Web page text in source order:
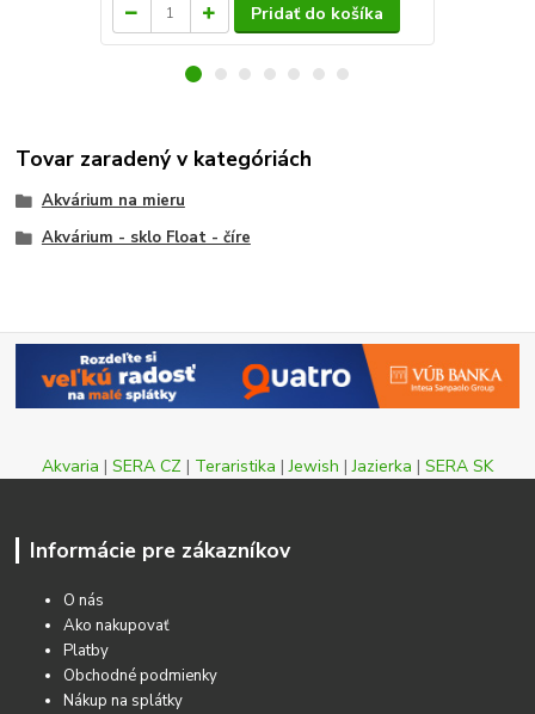
Pridať do košíka
Tovar zaradený v kategóriách
Akvárium na mieru
Akvárium - sklo Float - číre
Akvaria | SERA CZ | Teraristika |Jewish |Jazierka | SERA SK
Informácie pre zákazníkov
O nás
Ako nakupovať
Platby
Obchodné podmienky
Nákup na splátky